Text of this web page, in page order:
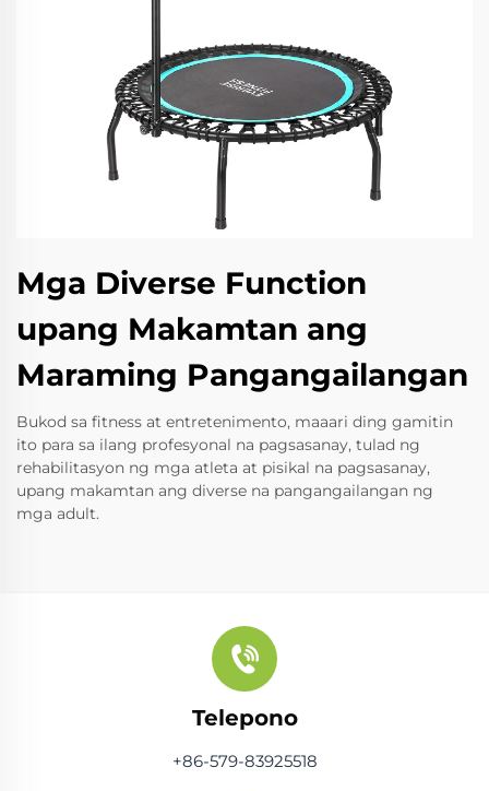
Mga Diverse Function
upang Makamtan ang
Maraming Pangangailangan
Bukod sa fitness at entretenimento, maaari ding gamitin
ito para sa ilang profesyonal na pagsasanay, tulad ng
rehabilitasyon ng mga atleta at pisikal na pagsasanay,
upang makamtan ang diverse na pangangailangan ng
mga adult.
Telepono
+86-579-83925518